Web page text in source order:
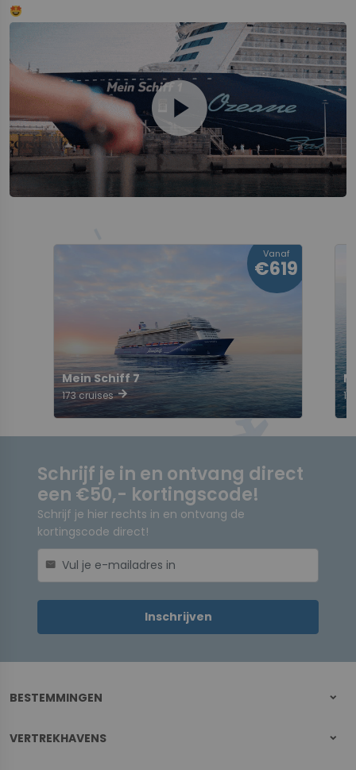
play_circle
Mein Schiff 7
173 cruisesarrow_forward
Vanaf
€619
Schrijf je in en ontvang direct
een €50,- kortingscode!
Schrijf je hier rechts in en ontvang de
kortingscode direct!
mail
Inschrijven
BESTEMMINGEN
VERTREKHAVENS